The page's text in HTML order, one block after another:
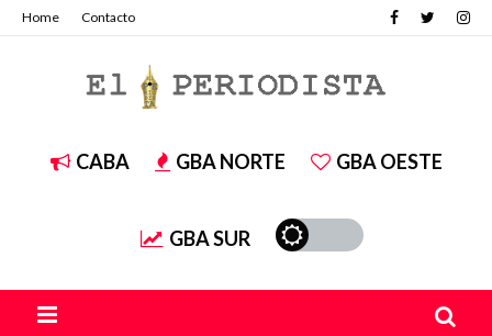
Home Contacto
CABA GBA NORTE GBA OESTE
GBA SUR